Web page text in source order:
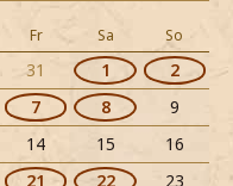
Fr Sa So
31 1
2
7 8
9
14 15
16
21 22
23